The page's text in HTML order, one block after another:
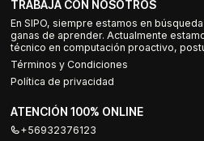
TRABAJA CON NOSOTROS
En SIPO, siempre estamos en
ganas de aprender. Actualmente
técnico en computación proactivo,
Términos y Condiciones
Política de privacidad
ATENCIÓN 100% ONLINE
+56932376123